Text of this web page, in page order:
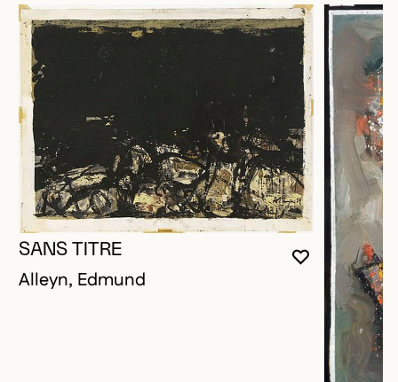
VOUS
FERMER
OUVRIR LA
SANS TITRE
Alleyn, Edmund